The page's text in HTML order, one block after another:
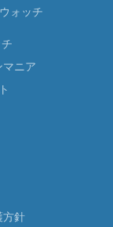
ォッチ
ニア
方針